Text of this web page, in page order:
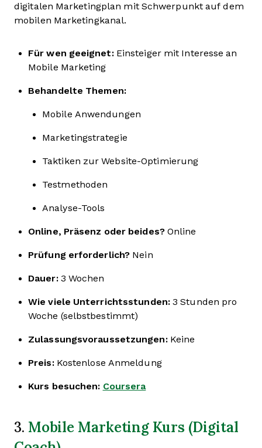
digitalen Marketingplan mit Schwerpunkt auf dem
mobilen Marketingkanal.
Für wen geeignet:Einsteiger mit Interesse an
Mobile Marketing
Behandelte Themen:
Mobile Anwendungen
Marketingstrategie
Taktiken zur Website-Optimierung
Testmethoden
Analyse-Tools
Online, Präsenz oder beides?Online
Prüfung erforderlich? Nein
Dauer:3 Wochen
Wie viele Unterrichtsstunden:3 Stunden pro
Woche (selbstbestimmt)
Zulassungsvoraussetzungen:Keine
Preis:Kostenlose Anmeldung
Kurs besuchen: Coursera
3. Mobile Marketing Kurs (Digital